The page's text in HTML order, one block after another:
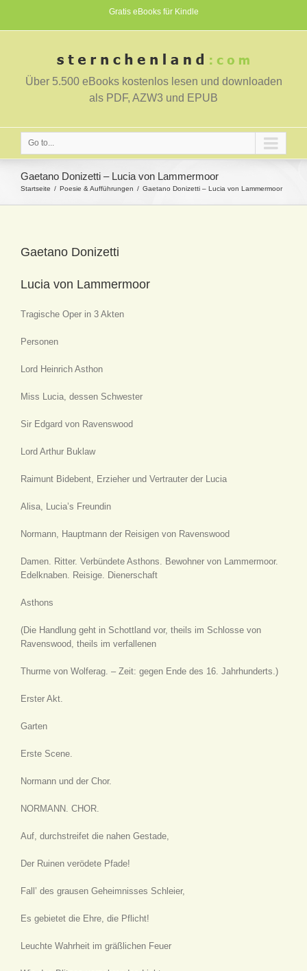
Gratis eBooks für Kindle
Über 5.500 eBooks kostenlos lesen und downloaden
als PDF, AZW3 und EPUB
Go to...
Gaetano Donizetti – Lucia von Lammermoor
Startseite Poesie & Aufführungen Gaetano Donizetti – Lucia von Lammermoor
Gaetano Donizetti
Lucia von Lammermoor
Tragische Oper in 3 Akten
Personen
Lord Heinrich Asthon
Miss Lucia, dessen Schwester
Sir Edgard von Ravenswood
Lord Arthur Buklaw
Raimunt Bidebent, Erzieher und Vertrauter der Lucia
Alisa, Lucia’s Freundin
Normann, Hauptmann der Reisigen von Ravenswood
Damen. Ritter. Verbündete Asthons. Bewohner von Lammermoor.
Edelknaben. Reisige. Dienerschaft
Asthons
(Die Handlung geht in Schottland vor, theils im Schlosse von
Ravenswood, theils im verfallenen
Thurme von Wolferag. – Zeit: gegen Ende des 16. Jahrhunderts.)
Erster Akt.
Garten
Erste Scene.
Normann und der Chor.
NORMANN. CHOR.
Auf, durchstreifet die nahen Gestade,
Der Ruinen verödete Pfade!
Fall’ des grausen Geheimnisses Schleier,
Es gebietet die Ehre, die Pflicht!
Leuchte Wahrheit im gräßlichen Feuer